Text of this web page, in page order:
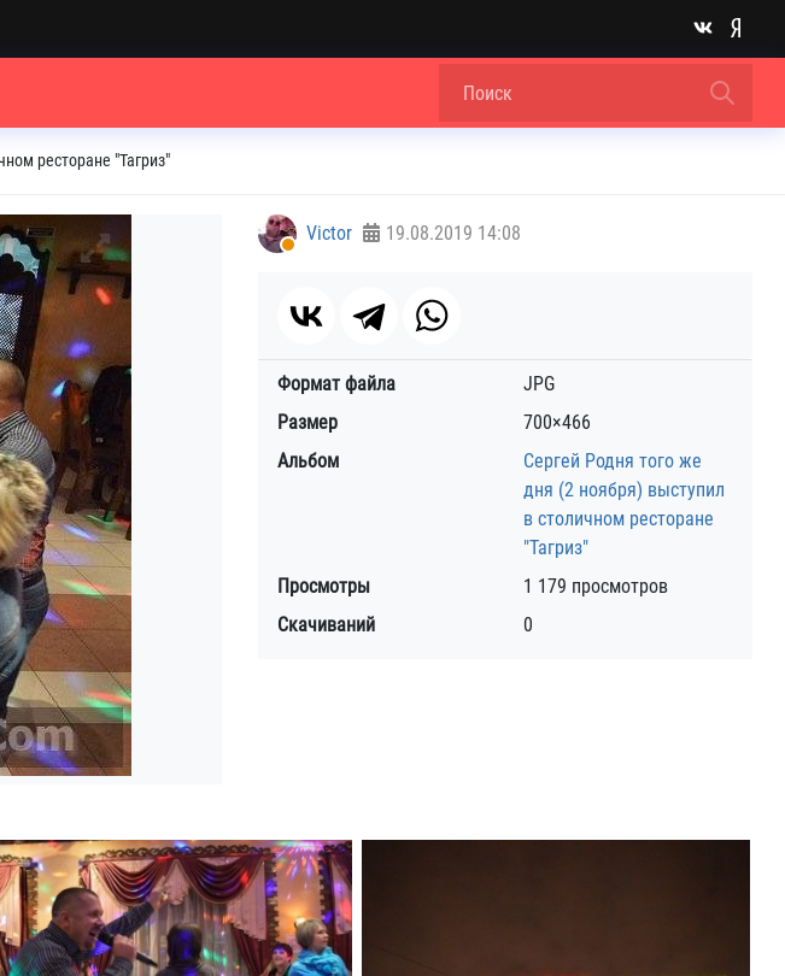
ресторане "Тагриз"
Victor 19.08.2019 14:08
Формат файла
JPG
Размер
700×466
Альбом
Сергей Родня того же
дня (2 ноября) выступил
в столичном ресторане
"Тагриз"
Просмотры
1 179 просмотров
Скачиваний
0